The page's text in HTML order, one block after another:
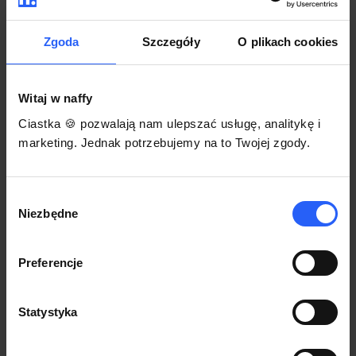
Zgoda Szczegóły O plikach cookies
Witaj w naffy
Ciastka 🍪 pozwalają nam ulepszać usługę, analitykę i
marketing. Jednak potrzebujemy na to Twojej zgody.
zgody
Niezbędne
Preferencje
Statystyka
Korzystaj na dowolnym urządzeniu z
przeglądarką Chrome
Włącz czasową promocję
3
Każdy produkt w naffy ma swój indywidualny link.
gdzie się nim podzielisz z odbiorcami.